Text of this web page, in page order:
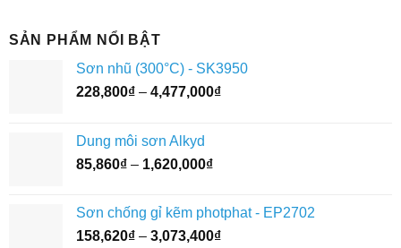
SẢN PHẨM NỔI BẬT
Sơn nhũ (300°C) - SK3950
228,800₫ – 4,477,000₫Khoảng
Dung môi sơn Alkyd
85,860₫ – 1,620,000₫Khoảng
85,860₫
đến
Sơn chống gỉ kẽm photphat - EP2702
158,620₫ – 3,073,400₫Khoảng